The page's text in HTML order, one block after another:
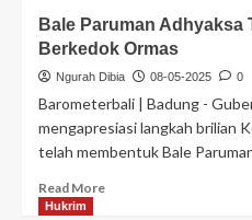
Bale Paruman Adhyaksa
Berkedok Ormas
Ngurah Dibia 08-05-2025 0
Barometerbali | Badung -
mengapresiasi langkah brilian
telah membentuk Bale
Read More
Hukrim